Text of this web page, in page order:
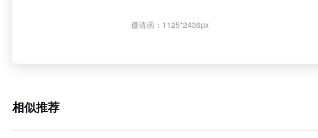
邀请函：1125*2436px
相似推荐